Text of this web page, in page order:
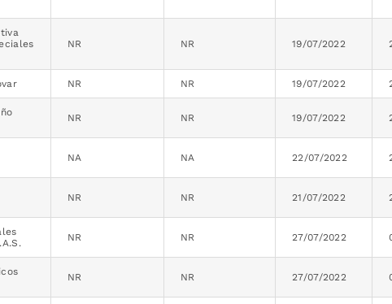
NR NR 19/07/2022
NR NR 19/07/2022
NR NR 19/07/2022
NA NA 22/07/2022
NR NR 21/07/2022
NR NR 27/07/2022
NR NR 27/07/2022